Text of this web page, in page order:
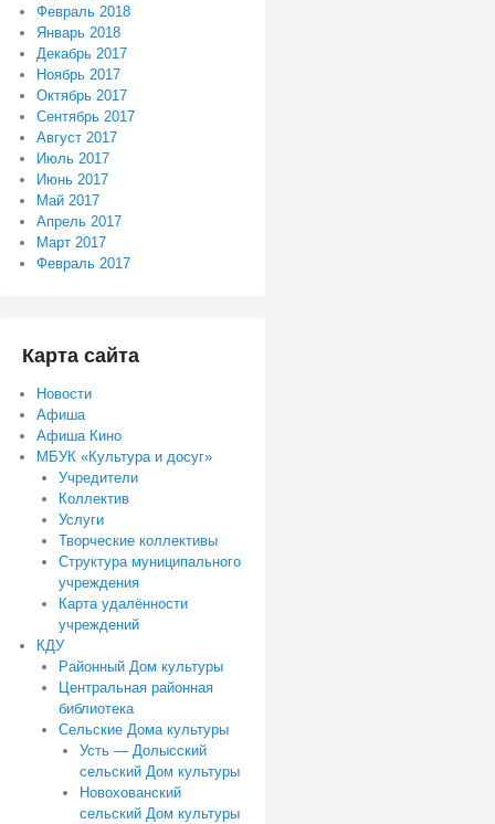
Февраль 2018
Январь 2018
Декабрь 2017
Ноябрь 2017
Октябрь 2017
Сентябрь 2017
Август 2017
Июль 2017
Июнь 2017
Май 2017
Апрель 2017
Март 2017
Февраль 2017
Карта сайта
Новости
Афиша
Афиша Кино
МБУК «Культура и досуг»
Учредители
Коллектив
Услуги
Творческие коллективы
Структура муниципального
учреждения
Карта удалённости
учреждений
КДУ
Районный Дом культуры
Центральная районная
библиотека
Сельские Дома культуры
Усть — Долысский
сельский Дом культуры
Новохованский
сельский Дом культуры